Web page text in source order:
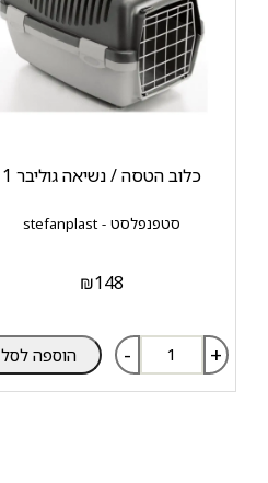
סטפנפלסט - stefanplast
כלוב הטסה / נשיאה גוליבר 1
₪148
- + הוספה לסל